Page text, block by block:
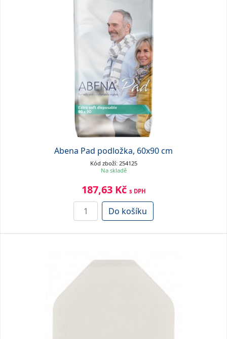
Abena Pad podložka, 60x90 cm
Kód zboží: 254125
Na skladě
187,63 Kč s DPH
Do košíku